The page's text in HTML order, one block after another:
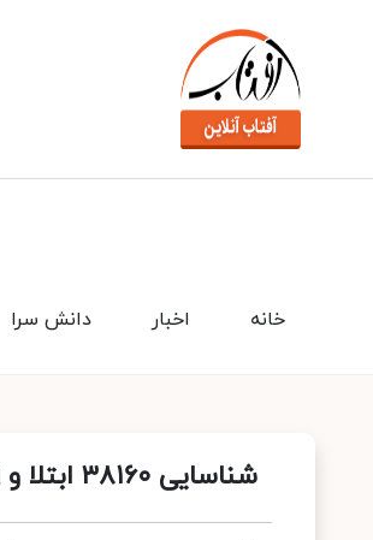
دانش سرا اخبار خانه
شناسایی ۳۸۱۶۰ ابتلا و ۵۹ فوتی جدید کرونا طی ۲۴ ساعت گذشته